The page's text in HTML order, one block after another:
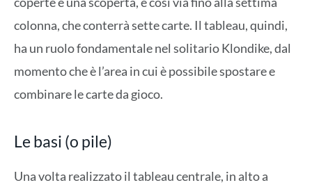
colonna, che conterrà sette carte. Il tableau, quindi,
ha un ruolo fondamentale nel solitario Klondike, dal
momento che è l’area in cui è possibile spostare e
combinare le carte da gioco.
Le basi (o pile)
Una volta realizzato il tableau centrale, in alto a